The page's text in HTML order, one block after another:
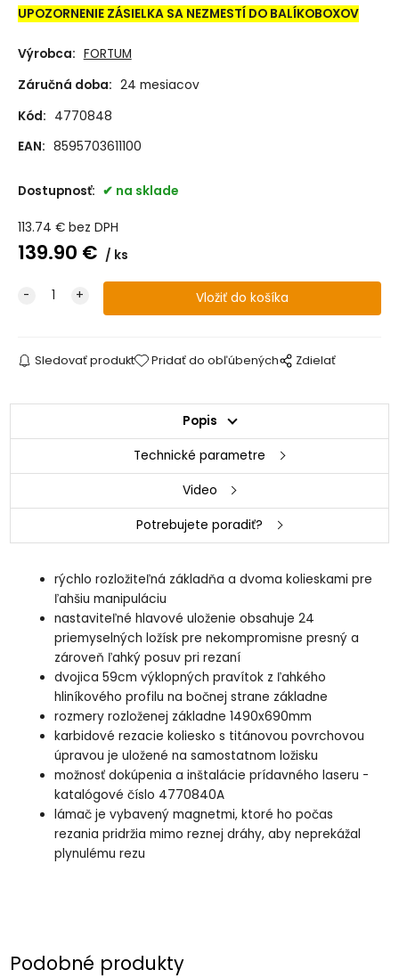
UPOZORNENIE ZÁSIELKA SA NEZMESTÍ DO BALÍKOBOXOV
Výrobca: FORTUM
Záručná doba: 24 mesiacov
Kód: 4770848
EAN: 8595703611100
Dostupnosť: na sklade
113.74 € bez DPH
139.90 € ks
Sledovať produkt Pridať do obľúbených Zdielať
Popis
Technické parametre
Video
Potrebujete poradiť?
rýchlo rozložiteľná základňa a dvoma kolieskami pre
ľahšiu manipuláciu
nastaviteľné hlavové uloženie obsahuje 24
priemyselných ložísk pre nekompromisne presný a
zároveň ľahký posuv pri rezaní
dvojica 59cm výklopných pravítok z ľahkého
hliníkového profilu na bočnej strane základne
rozmery rozloženej základne 1490x690mm
karbidové rezacie koliesko s titánovou povrchovou
úpravou je uložené na samostatnom ložisku
možnosť dokúpenia a inštalácie prídavného laseru -
katalógové číslo 4770840A
lámač je vybavený magnetmi, ktoré ho počas
rezania pridržia mimo reznej dráhy, aby neprekážal
plynulému rezu
Podobné produkty